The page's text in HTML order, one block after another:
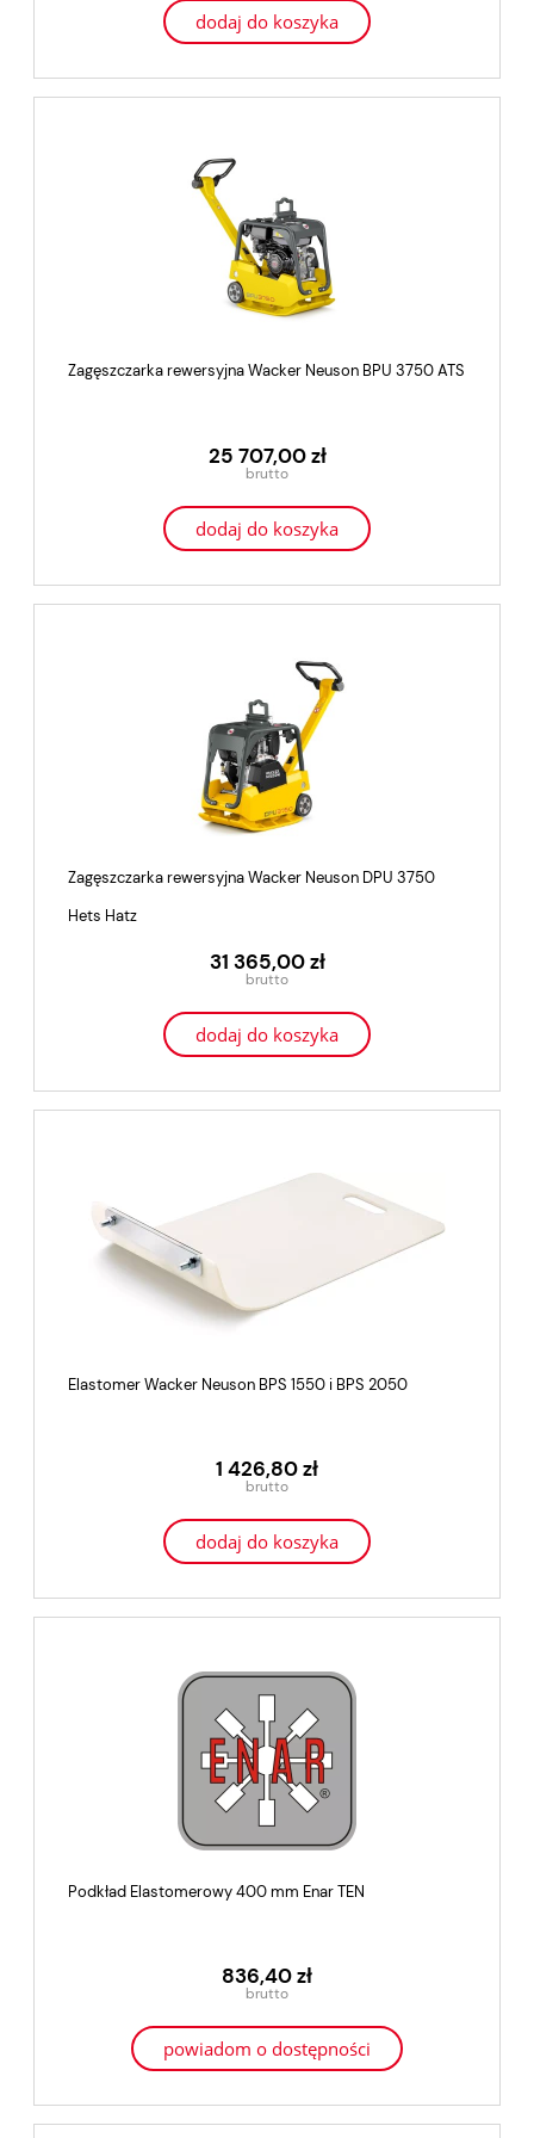
dodaj do koszyka
Zagęszczarka rewersyjna Wacker Neuson BPU 3750 ATS
25 707,00 zł
dodaj do koszyka
Zagęszczarka rewersyjna Wacker Neuson DPU 3750
Hets Hatz
31 365,00 zł
dodaj do koszyka
Elastomer Wacker Neuson BPS 1550 i BPS 2050
1 426,80 zł
dodaj do koszyka
Podkład Elastomerowy 400 mm Enar TEN
836,40 zł
powiadom o dostępności